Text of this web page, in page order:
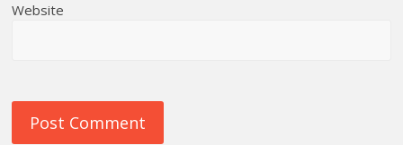
Website